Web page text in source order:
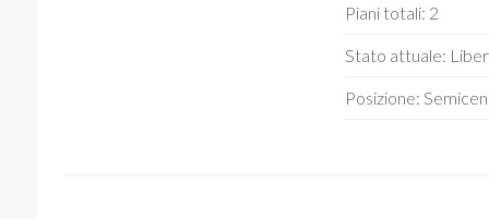
Piani totali: 2
Stato attuale:
Posizione: